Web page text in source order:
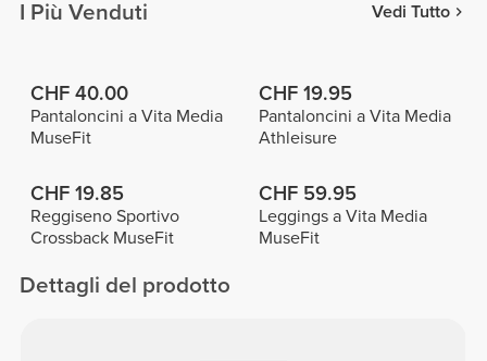
I Più Venduti Vedi Tutto
CHF 40.00
Pantaloncini a Vita Media
MuseFit
CHF 19.95
Pantaloncini a Vita Media
Athleisure
CHF 19.85
Reggiseno Sportivo
Crossback MuseFit
CHF 59.95
Leggings a Vita Media
MuseFit
Dettagli del prodotto